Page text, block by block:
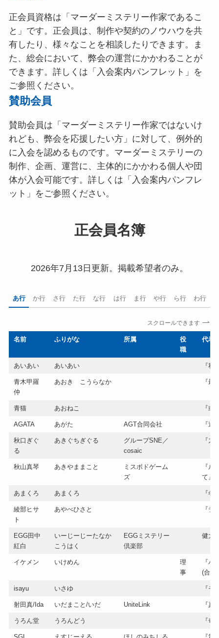
正会員資格は「マーダーミステリー作家であるこ
と」です。正会員は、制作や契約のノウハウを共
有したり、様々なことを相談したりできます。ま
た、総会において、弊会の運営にかかわることが
できます。詳しくは「入会案内パンフレット」を
ご参照ください。
賛助会員
賛助会員は「マーダーミステリー作家ではないけ
れども、弊会を応援したい方」に対して、例外的
に入会を認めるものです。マーダーミステリーの
制作、企画、運営に、主体的にかかわる個人や団
体が入会可能です。詳しくは「入会案内パンフレ
ット」をご参照ください。
正会員名簿
2026年7月13日更新。掲載希望者のみ。
あ行 か行 さ行 た行 な行 は行 ま行 や行 ら行 わ行
スクロールできます
名前 ふりがな 所属
役
職
代表
あいあい あいあい 『私
青木甲羅
仲
あおき こうらなか 『
青猫 あおねこ 『
AGATA あがた AGT合同会社 『
秋口ぎぐ
る
あきぐちぎぐる
グループSNE／
cosaic
『
秋山真琴 あきやままこと
ミスボドゲーム
ズ
『
て』
あまくろ あまくろ 『冬
綾部ヒサ
ト
あやべひさと 『
EGG田中
紅白
いーじーじーたなか
こうはく
EGGミステリー
倶楽部
健太
イケメン いけめん
理
事
『
(合作
isayu いさゆ 『モ
射田真/Ida いだまこと/いだ UniteLink 『
うろん堂 うろんどう 『